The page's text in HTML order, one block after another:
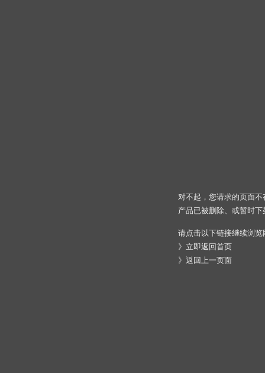
对不起，您请求的页面
产品已被删除、或暂时下
请点击以下链接继续浏览
》 立即返回首页
》 返回上一页面